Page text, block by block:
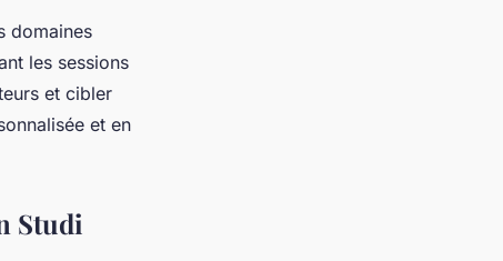
domaines
les sessions
et cibler
et en
Studi